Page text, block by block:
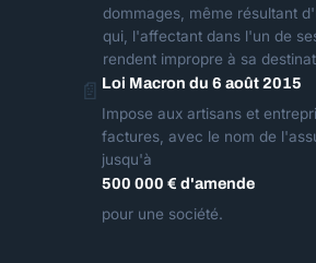
dommages, même résultant
qui, l'affectant dans l'un de
rendent impropre à sa
📄 Loi Macron du 6 août 2015
Impose aux artisans et
factures, avec le nom de
jusqu'à
500 000 € d'amende
pour une société.